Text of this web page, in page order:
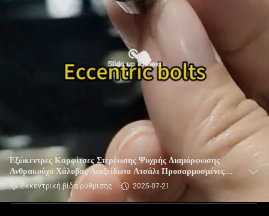
Εξώκεντρες Καρφίτσες Στερέωσης Ψυχρής Διαμόρφωσης
Ανθρακούχο Χάλυβας Ανοξείδωτο Ατσάλι Προσαρμοσμένες
Λύσεις OEM ODM Ψυχρής Κεφαλής Εξώκεντρη Βίδα
Ρύθμισης SUS304
Εκκεντρική βίδα ρύθμισης 2025-07-21